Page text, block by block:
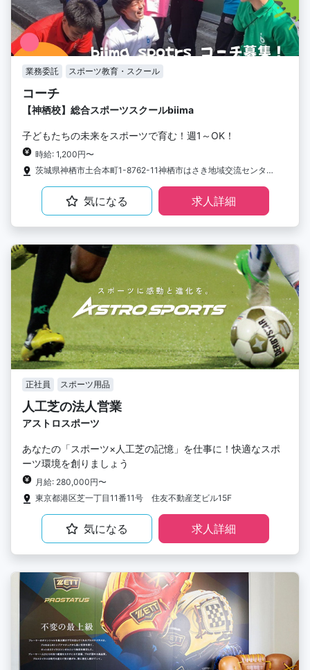
業務委託 スポーツ教育・スクール
コーチ
【神栖校】総合スポーツスクールbiima
子どもたちの未来をスポーツで育む！週1～OK！
時給: 1,200円〜
茨城県神栖市土合本町1-8762-11神栖市はさき地域交流センター
気になる 求人詳細
正社員 スポーツ用品
人工芝の法人営業
アストロスポーツ
あなたの「スポーツ×人工芝の記憶」を仕事に！快適なスポ
ーツ環境を創りましょう
月給: 280,000円〜
東京都港区芝一丁目11番11号 住友不動産芝ビル15F
気になる 求人詳細